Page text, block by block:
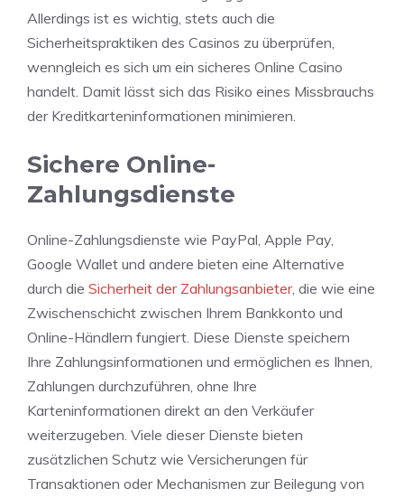
Allerdings ist es wichtig, stets auch die
Sicherheitspraktiken des Casinos zu überprüfen,
wenngleich es sich um ein sicheres Online Casino
handelt. Damit lässt sich das Risiko eines Missbrauchs
der Kreditkarteninformationen minimieren.
Sichere Online-
Zahlungsdienste
Online-Zahlungsdienste wie PayPal, Apple Pay,
Google Wallet und andere bieten eine Alternative
durch die Sicherheit der Zahlungsanbieter, die wie eine
Zwischenschicht zwischen Ihrem Bankkonto und
Online-Händlern fungiert. Diese Dienste speichern
Ihre Zahlungsinformationen und ermöglichen es Ihnen,
Zahlungen durchzuführen, ohne Ihre
Karteninformationen direkt an den Verkäufer
weiterzugeben. Viele dieser Dienste bieten
zusätzlichen Schutz wie Versicherungen für
Transaktionen oder Mechanismen zur Beilegung von